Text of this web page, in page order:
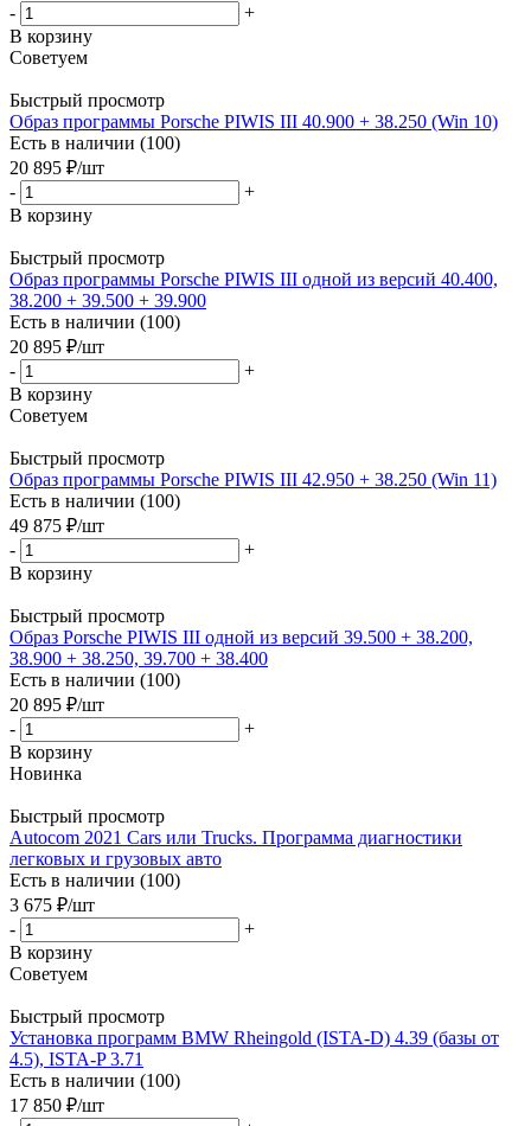
-
+
В корзину
Советуем
Быстрый просмотр
Образ программы Porsche PIWIS III 40.900 + 38.250 (Win 10)
Есть в наличии (100)
20 895 ₽/шт
-
+
В корзину
Быстрый просмотр
Образ программы Porsche PIWIS III одной из версий 40.400,
38.200 + 39.500 + 39.900
Есть в наличии (100)
20 895 ₽/шт
-
+
В корзину
Советуем
Быстрый просмотр
Образ программы Porsche PIWIS III 42.950 + 38.250 (Win 11)
Есть в наличии (100)
49 875 ₽/шт
-
+
В корзину
Быстрый просмотр
Образ Porsche PIWIS III одной из версий 39.500 + 38.200,
38.900 + 38.250, 39.700 + 38.400
Есть в наличии (100)
20 895 ₽/шт
-
+
В корзину
Новинка
Быстрый просмотр
Autocom 2021 Cars или Trucks. Программа диагностики
легковых и грузовых авто
Есть в наличии (100)
3 675 ₽/шт
-
+
В корзину
Советуем
Быстрый просмотр
Установка программ BMW Rheingold (ISTA-D) 4.39 (базы от
4.5), ISTA-P 3.71
Есть в наличии (100)
17 850 ₽/шт